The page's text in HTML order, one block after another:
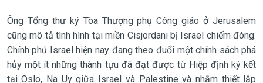
Ông Tổng thư ký Tòa Thượng phụ Công giáo ở Jerusalem
cũng mô tả tình hình tại miền Cisjordani bị Israel chiếm đóng.
Chính phủ Israel hiện nay đang theo đuổi một chính sách phá
hủy một ít những thành tựu đã đạt được từ Hiệp định ký kết
tại Oslo, Na Uy giữa Israel và Palestine và nhắm thiết lập